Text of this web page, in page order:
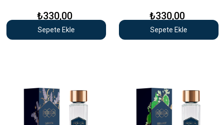
₺330,00
Sepete Ekle
₺330,00
Sepete Ekle